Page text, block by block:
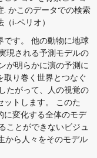
. かこのデータでの検索
i-ペリオ）
です。 他の動物に地球
現される予測モデルの
が明らかに演の予測に
取り巻く世界とつなぐ
たがって、人の視覚の
ットします。 このた
に変化する全体のモデ
ことができないビジュ
から人々をそのモデル